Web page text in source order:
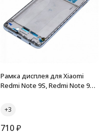
Рамка дисплея для Xiaomi
Redmi Note 9S, Redmi Note 9
710₽